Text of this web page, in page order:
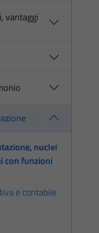
vantaggi
nuclei
con funzioni
e contabile